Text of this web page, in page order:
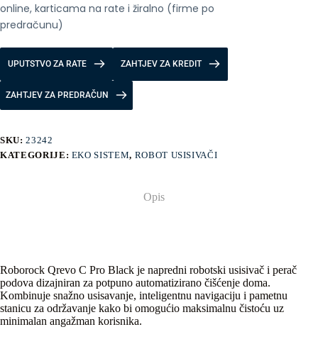
online, karticama na rate i žiralno (firme po
predračunu)
UPUTSTVO ZA RATE ZAHTJEV ZA KREDIT
ZAHTJEV ZA PREDRAČUN
SKU:23242
KATEGORIJE: EKO SISTEM, ROBOT USISIVAČI
Opis
Roborock Qrevo C Pro Black je napredni robotski usisivač i perač
podova dizajniran za potpuno automatizirano čišćenje doma.
Kombinuje snažno usisavanje, inteligentnu navigaciju i pametnu
stanicu za održavanje kako bi omogućio maksimalnu čistoću uz
minimalan angažman korisnika.